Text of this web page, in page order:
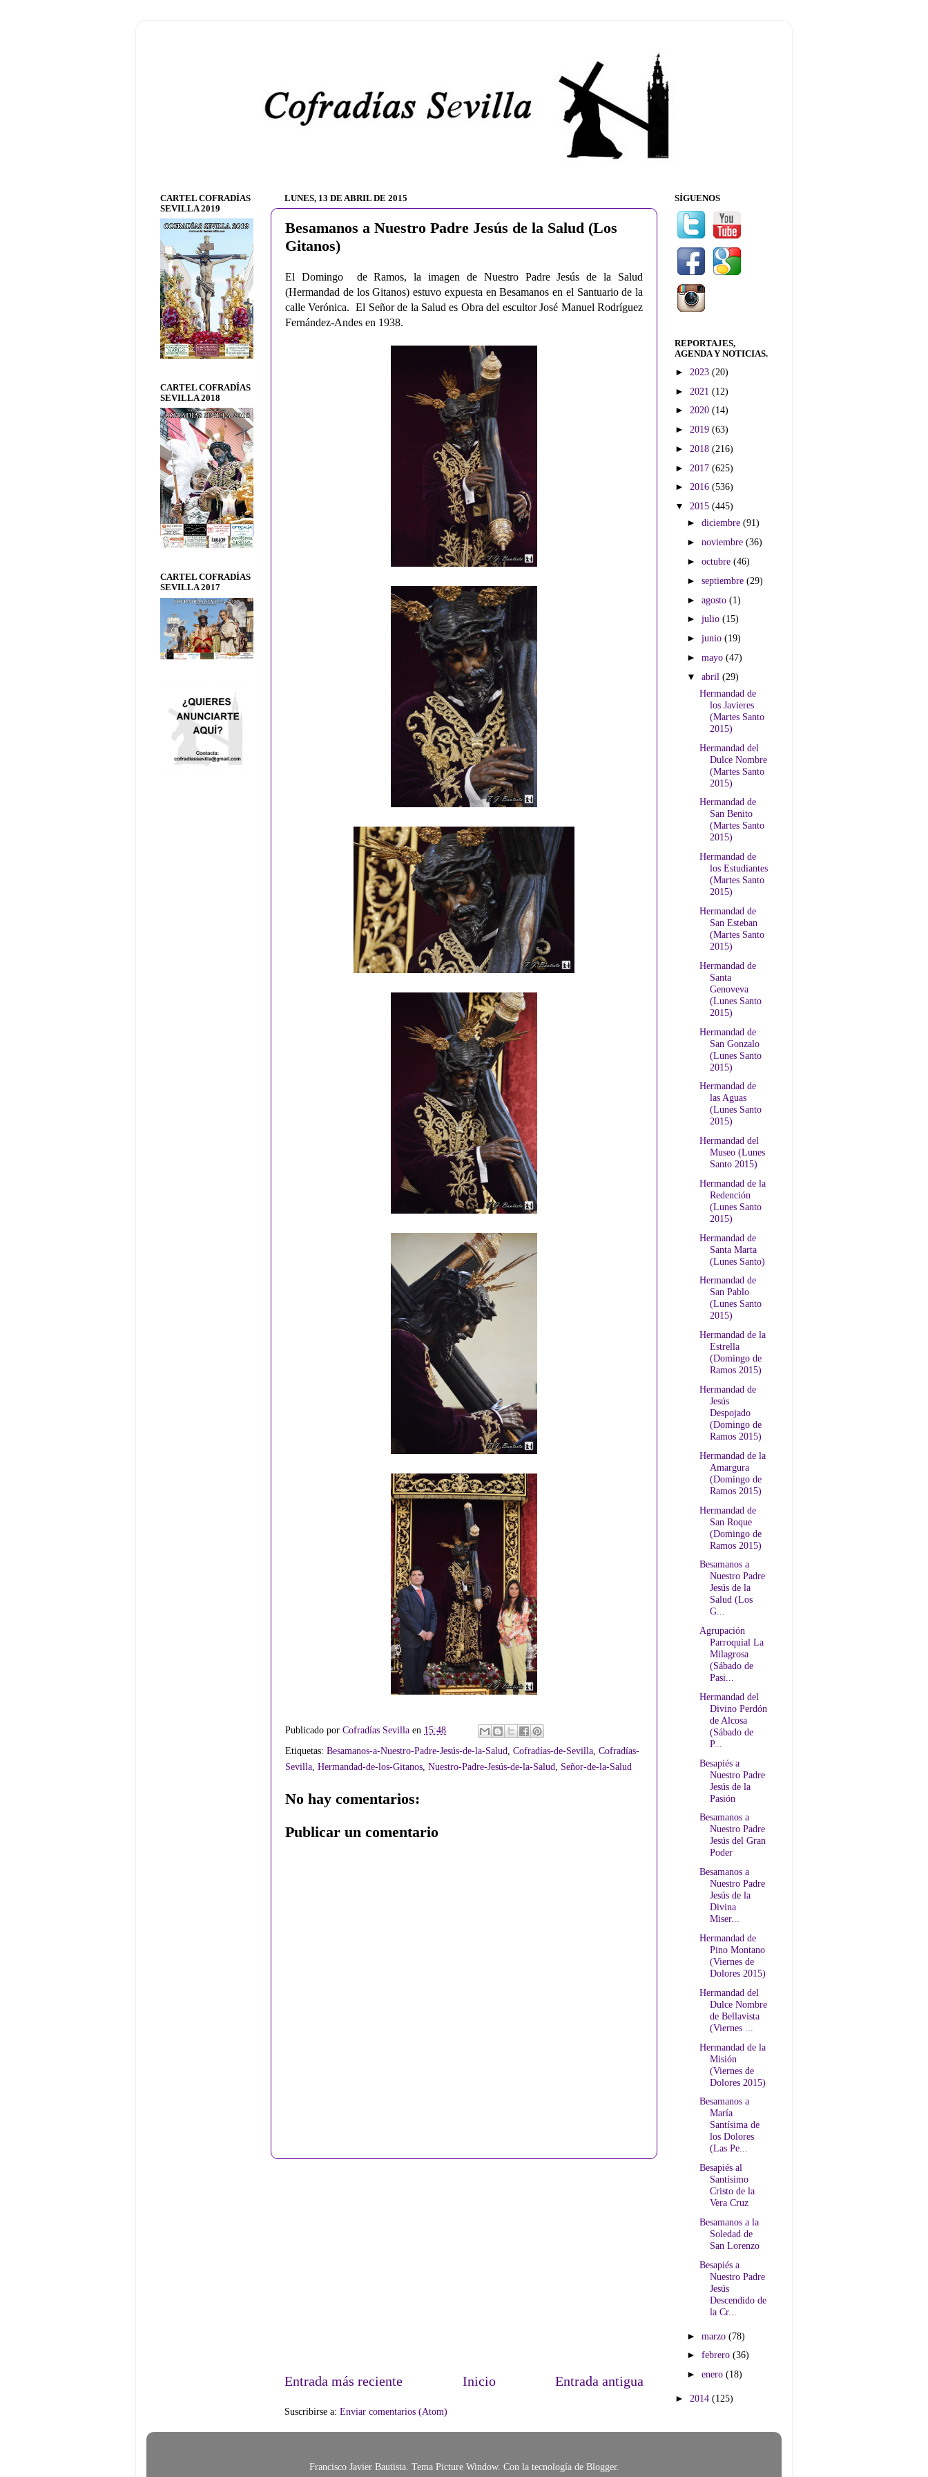
LUNES, 13 DE ABRIL DE 2015
Besamanos a Nuestro Padre Jesús de la Salud (Los
Gitanos)
El Domingo de Ramos, la imagen de Nuestro Padre Jesús de la Salud
(Hermandad de los Gitanos) estuvo expuesta en Besamanos en el Santuario de la
calle Verónica. El Señor de la Salud es Obra del escultor José Manuel Rodríguez
Fernández-Andes en 1938.
Publicado por Cofradías Sevilla en 15:48
Etiquetas: Besamanos-a-Nuestro-Padre-Jesús-de-la-Salud Cofradías-de-Sevilla Cofradías-
Sevilla Hermandad-de-los-Gitanos Nuestro-Padre-Jesús-de-la-Salud Señor-de-la-Salud
No hay comentarios:
Publicar un comentario
Entrada más reciente Entrada antigua
Inicio
Suscribirse a: Enviar comentarios (Atom)
CARTEL COFRADÍAS
SEVILLA 2019
CARTEL COFRADÍAS
SEVILLA 2018
CARTEL COFRADÍAS
SEVILLA 2017
SÍGUENOS
REPORTAJES,
AGENDA Y NOTICIAS.
► 2023 (20)
► 2021 (12)
► 2020 (14)
► 2019 (63)
► 2018 (216)
► 2017 (625)
► 2016 (536)
▼ 2015 (445)
►diciembre(91)
►noviembre(36)
►octubre(46)
►septiembre(29)
►agosto(1)
►julio(15)
►junio(19)
►mayo(47)
▼abril(29)
Hermandad de
los Javieres
(Martes Santo
2015)
Hermandad del
Dulce Nombre
(Martes Santo
2015)
Hermandad de
San Benito
(Martes Santo
2015)
Hermandad de
los Estudiantes
(Martes Santo
2015)
Hermandad de
San Esteban
(Martes Santo
2015)
Hermandad de
Santa
Genoveva
(Lunes Santo
2015)
Hermandad de
San Gonzalo
(Lunes Santo
2015)
Hermandad de
las Aguas
(Lunes Santo
2015)
Hermandad del
Museo (Lunes
Santo 2015)
Hermandad de la
Redención
(Lunes Santo
2015)
Hermandad de
Santa Marta
(Lunes Santo)
Hermandad de
San Pablo
(Lunes Santo
2015)
Hermandad de la
Estrella
(Domingo de
Ramos 2015)
Hermandad de
Jesús
Despojado
(Domingo de
Ramos 2015)
Hermandad de la
Amargura
(Domingo de
Ramos 2015)
Hermandad de
San Roque
(Domingo de
Ramos 2015)
Besamanos a
Nuestro Padre
Jesús de la
Salud (Los
G...
Agrupación
Parroquial La
Milagrosa
(Sábado de
Pasi...
Hermandad del
Divino Perdón
de Alcosa
(Sábado de
P...
Besapiés a
Nuestro Padre
Jesús de la
Pasión
Besamanos a
Nuestro Padre
Jesús del Gran
Poder
Besamanos a
Nuestro Padre
Jesús de la
Divina
Miser...
Hermandad de
Pino Montano
(Viernes de
Dolores 2015)
Hermandad del
Dulce Nombre
de Bellavista
(Viernes ...
Hermandad de la
Misión
(Viernes de
Dolores 2015)
Besamanos a
María
Santísima de
los Dolores
(Las Pe...
Besapiés al
Santísimo
Cristo de la
Vera Cruz
Besamanos a la
Soledad de
San Lorenzo
Besapiés a
Nuestro Padre
Jesús
Descendido de
la Cr...
►marzo(78)
►febrero(36)
►enero(18)
► 2014 (125)
Francisco Javier Bautista. Tema Picture Window. Con la tecnología de Blogger.